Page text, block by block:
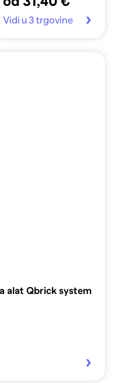
Vidi u 3 trgovine
alat Qbrick system